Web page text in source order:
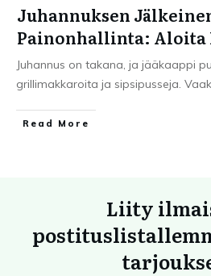
Juhannuksen
Painonhallinta: Aloita
Juhannus on takana, ja jääkaappi
grillimakkaroita ja sipsipusseja.
Read More
Liity